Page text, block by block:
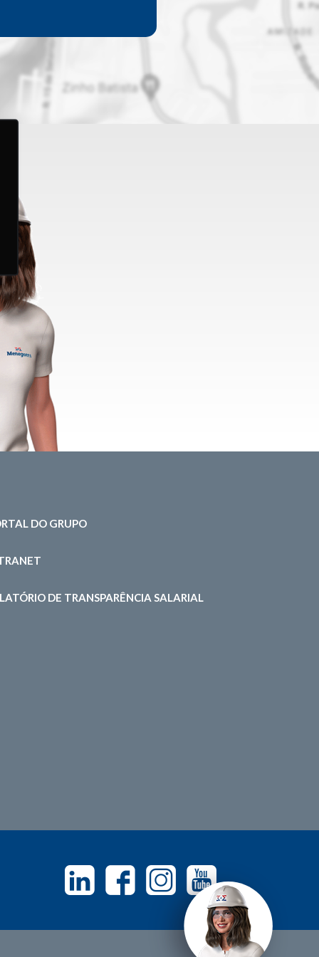
DO GRUPO
DE TRANSPARÊNCIA SALARIAL
Linkedin Facebook Instagram